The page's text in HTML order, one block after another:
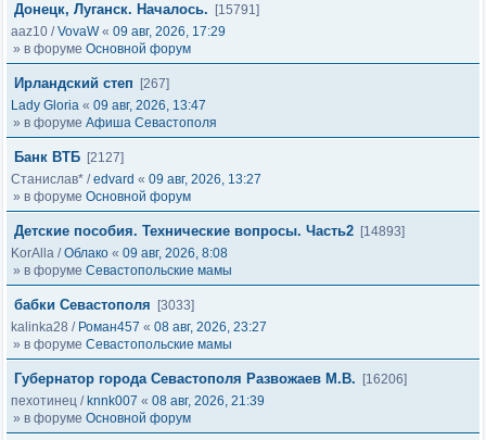
Донецк, Луганск. Началось.
[15791]
aaz10 /VovaW« 09 авг, 2026, 17:29
» в форуме Основной форум
Ирландский степ
[267]
Lady Gloria « 09 авг, 2026, 13:47
» в форуме Афиша Севастополя
Банк ВТБ [2127]
Станислав* /edvard « 09 авг, 2026, 13:27
» в форуме Основной форум
Детские пособия. Технические вопросы. Часть2 [14893]
KorAlla /Облако « 09 авг, 2026, 8:08
» в форуме Севастопольские мамы
бабки Севастополя
[3033]
kalinka28 / Роман457 « 08 авг, 2026, 23:27
» в форуме Севастопольские мамы
Губернатор города Севастополя Развожаев М.В.
[16206]
пехотинец / knnk007 « 08 авг, 2026, 21:39
» в форуме Основной форум